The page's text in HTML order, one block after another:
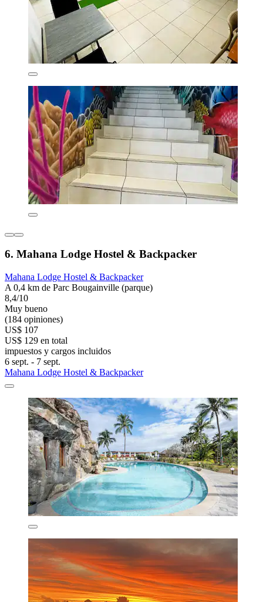
6. Mahana Lodge Hostel & Backpacker
Mahana Lodge Hostel & Backpacker
A 0,4 km de Parc Bougainville (parque)
8,4/10
Muy bueno
(184 opiniones)
US$ 107
US$ 129 en total
impuestos y cargos incluidos
6 sept. - 7 sept.
Mahana Lodge Hostel & Backpacker